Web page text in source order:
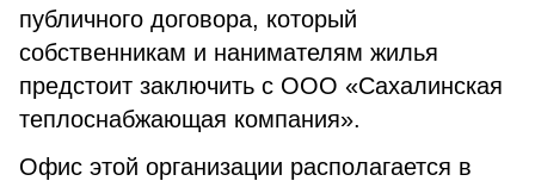
публичного договора, который
собственникам и нанимателям жилья
предстоит заключить с ООО «Сахалинская
теплоснабжающая компания».
Офис этой организации располагается в